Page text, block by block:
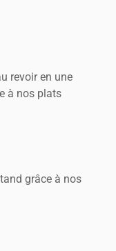
revoir en une
à nos plats
grâce à nos